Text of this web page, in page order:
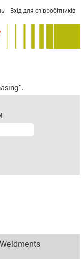
Вхід для співробітників